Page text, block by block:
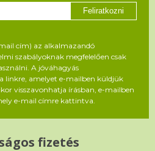
Feliratkozni
cím) az alkalmazandó
szabályoknak megfelelően csak
A jóváhagyás
linkre, amelyet e-mailben küldjük
visszavonhatja írásban, e-mailben
e-mail címre kattintva.
fizetés